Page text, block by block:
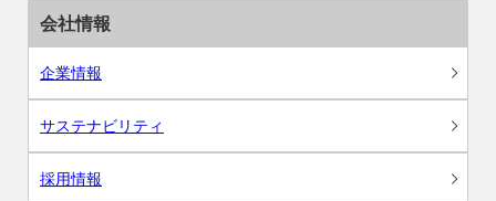
会社情報
企業情報
サステナビリティ
採用情報